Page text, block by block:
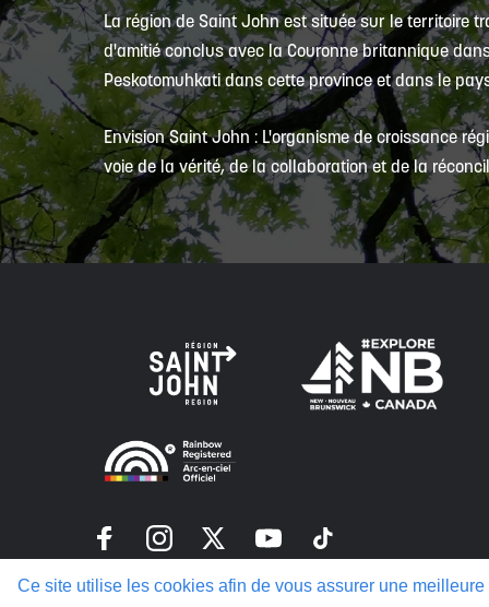
Ce site utilise les cookies afin de vous assurer une
La région de Saint John est située sur le territoire
d'amitié conclus avec la Couronne britannique
Peskotomuhkati dans cette province et dans le
Envision Saint John : L'organisme de croissance
voie de la vérité, de la collaboration et de la
Politique de confidentialité